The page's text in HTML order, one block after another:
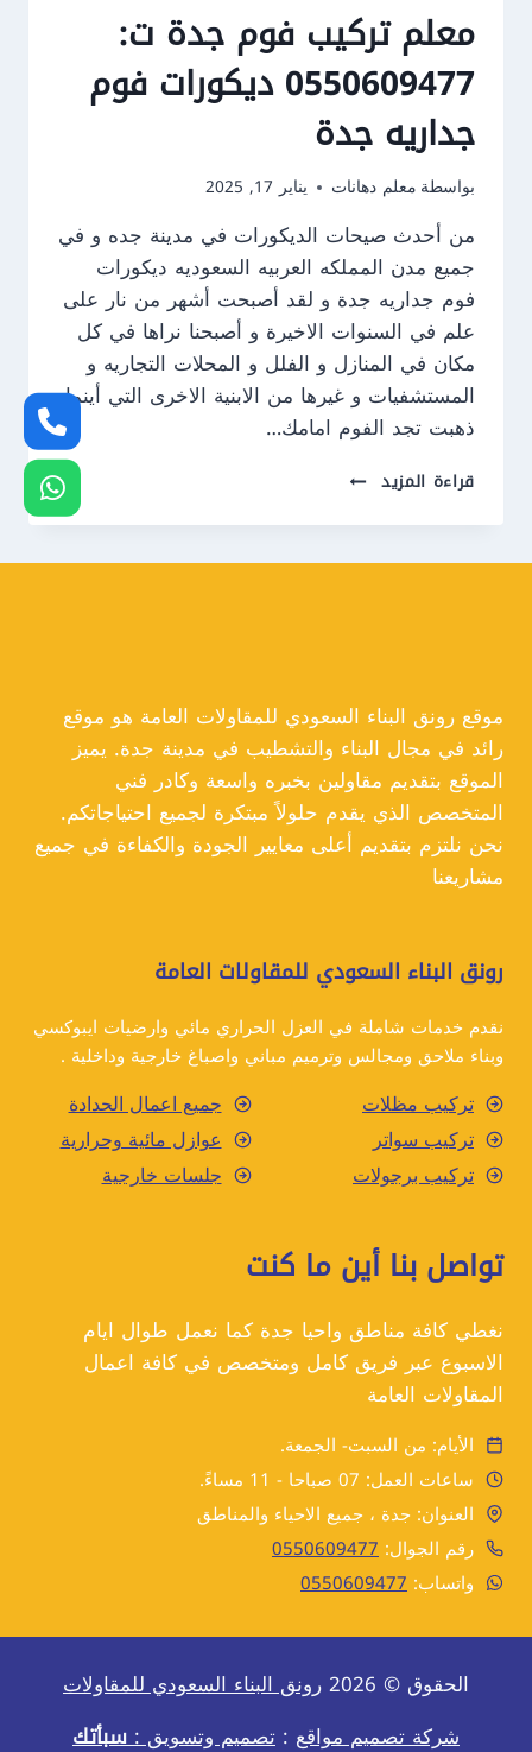
معلم تركيب فوم جدة ت:
0550609477 ديكورات فوم
جداريه جدة
بواسطة معلم دهانات يناير 17, 2025
من أحدث صيحات الديكورات في مدينة جده و في
جميع مدن المملكه العربيه السعوديه ديكورات
فوم جداريه جدة و لقد أصبحت أشهر من نار على
علم في السنوات الاخيرة و أصبحنا نراها في كل
مكان في المنازل و الفلل و المحلات التجاريه و
المستشفيات و غيرها من الابنية الاخرى التي أينما
ذهبت تجد الفوم امامك…
قراءة المزيد معلم
فوم
جدة
موقع رونق البناء السعودي للمقاولات العامة هو موقع
رائد في مجال البناء والتشطيب في مدينة جدة. يميز
الموقع بتقديم مقاولين بخبره واسعة وكادر فني
المتخصص الذي يقدم حلولاً مبتكرة لجميع احتياجاتكم.
نحن نلتزم بتقديم أعلى معايير الجودة والكفاءة في جميع
مشاريعنا
رونق البناء السعودي للمقاولات العامة
نقدم خدمات شاملة في العزل الحراري مائي وارضيات ايبوكسي
وبناء ملاحق ومجالس وترميم مباني واصباغ خارجية وداخلية .
تركيب مظلات
جميع اعمال الحدادة
تركيب سواتر
عوازل مائية وحرارية
تركيب برجولات
جلسات خارجية
تواصل بنا أين ما كنت
نغطي كافة مناطق واحيا جدة كما نعمل طوال ايام
الاسبوع عبر فريق كامل ومتخصص في كافة اعمال
المقاولات العامة
الأيام: من السبت- الجمعة.
ساعات العمل: 07 صباحا - 11 مساءً.
العنوان: جدة ، جميع الاحياء والمناطق
رقم الجوال: 0550609477
واتساب: 0550609477
الحقوق © 2026
رونق البناء السعودي للمقاولات
شركة تصميم مواقع : تصميم وتسويق :سبأتك